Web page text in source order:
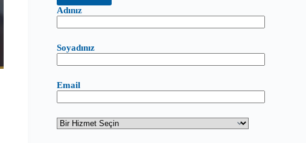
Adınız
Soyadınız
Email